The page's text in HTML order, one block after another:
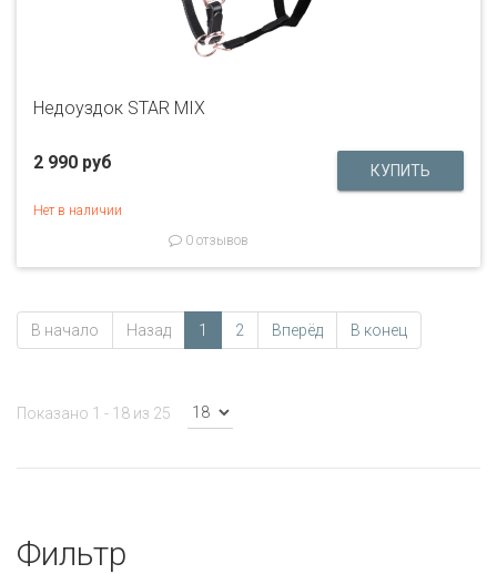
Недоуздок STAR MIX
2 990 руб
Нет в наличии
0 отзывов
В начало Назад 1 2 Вперёд В конец
Показано 1 - 18 из 25
Фильтр